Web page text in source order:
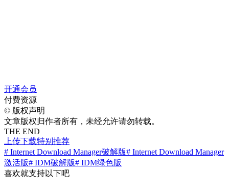
开通会员
付费资源
© 版权声明
文章版权归作者所有，未经允许请勿转载。
THE END
上传下载特别推荐
# Internet Download Manager破解版# Internet Download Manager
激活版# IDM破解版# IDM绿色版
喜欢就支持以下吧